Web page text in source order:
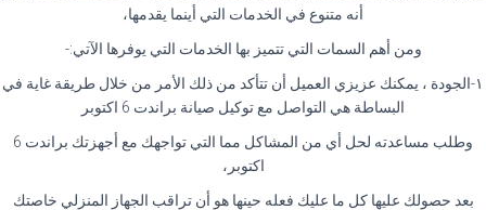
أنه متنوع في الخدمات التي أينما يقدمها،
ومن أهم السمات التي تتميز بها الخدمات التي يوفرها الآتي:-
١-الجودة ، يمكنك عزيزي العميل أن تتأكد من ذلك الأمر من خلال طريقة غاية في
البساطة هي التواصل مع توكيل صيانة براندت 6 اكتوبر
وطلب مساعدته لحل أي من المشاكل مما التي تواجهك مع أجهزتك براندت 6
اكتوبر،
بعد حصولك عليها كل ما عليك فعله حينها هو أن تراقب الجهاز المنزلي خاصتك